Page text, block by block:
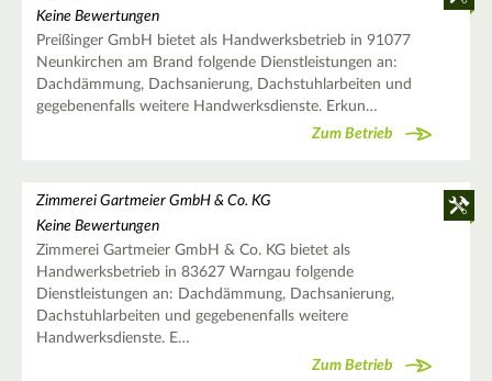
Keine Bewertungen
Preißinger GmbH bietet als Handwerksbetrieb in 91077
Neunkirchen am Brand folgende Dienstleistungen an:
Dachdämmung, Dachsanierung, Dachstuhlarbeiten und
gegebenenfalls weitere Handwerksdienste. Erkun…
Zum Betrieb
Zimmerei Gartmeier GmbH & Co. KG
Keine Bewertungen
Zimmerei Gartmeier GmbH & Co. KG bietet als
Handwerksbetrieb in 83627 Warngau folgende
Dienstleistungen an: Dachdämmung, Dachsanierung,
Dachstuhlarbeiten und gegebenenfalls weitere
Handwerksdienste. E…
Zum Betrieb